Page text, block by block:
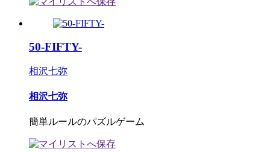
50-FIFTY-
相沢七弥
相沢七弥
簡単ルールのパズルゲーム